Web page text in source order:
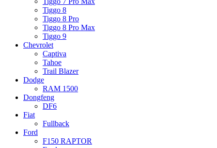
Tiggo 8
Tiggo 8 Pro
Tiggo 8 Pro Max
Tiggo 9
Chevrolet
Captiva
Tahoe
Trail Blazer
Dodge
RAM 1500
Dongfeng
DF6
Fiat
Fullback
Ford
F150 RAPTOR